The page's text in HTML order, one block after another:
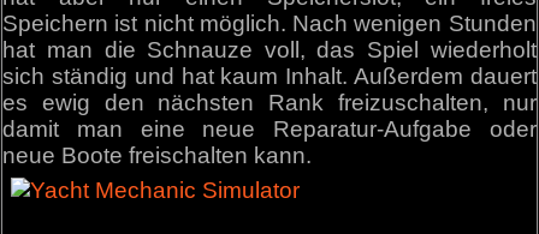
Speichern ist nicht möglich. Nach wenigen Stunden
hat man die Schnauze voll, das Spiel wiederholt
sich ständig und hat kaum Inhalt. Außerdem dauert
es ewig den nächsten Rank freizuschalten, nur
damit man eine neue Reparatur-Aufgabe oder
neue Boote freischalten kann.